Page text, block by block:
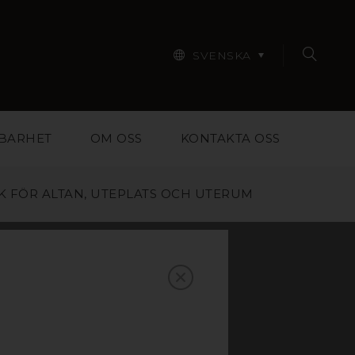
SVENSKA
OM OSS KONTAKTA OSS
FÖR ALTAN, UTEPLATS OCH UTERUM